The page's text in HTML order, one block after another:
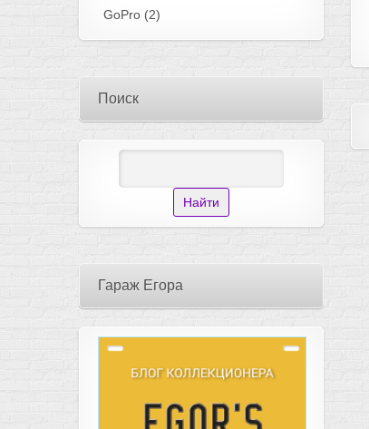
GoPro (2)
Поиск
Гараж Егора